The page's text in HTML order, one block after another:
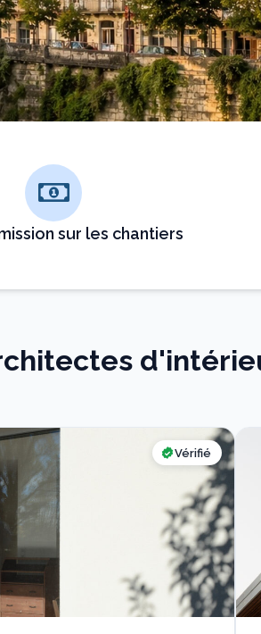
sur les chantiers
Vérifié